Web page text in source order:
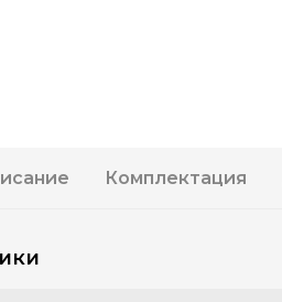
Комплектация